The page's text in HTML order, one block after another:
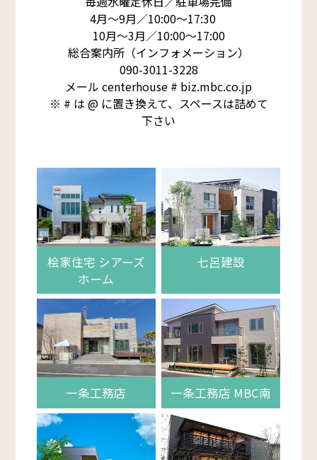
4月～9月／10:00～17:30
10月～3月／10:00～17:00
総合案内所（インフォメーション）
090-3011-3228
メール centerhouse # biz.mbc.co.jp
※ # は @ に置き換えて、スペースは詰めて
下さい
桧家住宅 シアーズ
ホーム
七呂建設
一条工務店 一条工務店 MBC南